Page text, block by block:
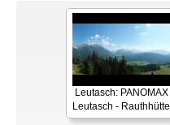
Leutasch: PANOMAX
Leutasch - Rauthhütte